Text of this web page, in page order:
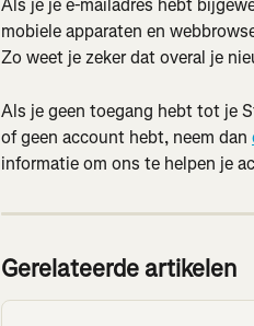
Als je je e-mailadres hebt
mobiele apparaten en
Zo weet je zeker dat overal je
Als je geen toegang hebt tot je
of geen account hebt, neem dan
informatie om ons te helpen je
Gerelateerde artikelen